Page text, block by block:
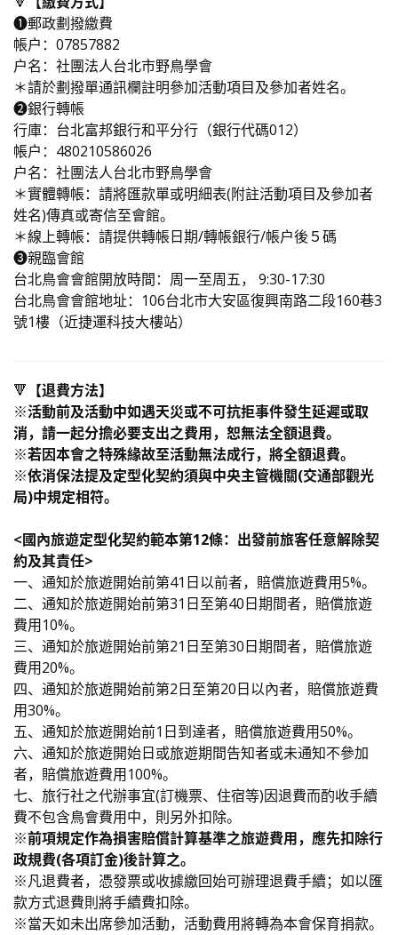
❶郵政劃撥繳費
帳戶：07857882
戶名：社團法人台北市野鳥學會
＊請於劃撥單通訊欄註明參加活動項目及參加者姓名。
➋銀行轉帳
行庫：台北富邦銀行和平分行（銀行代碼012）
帳戶：480210586026
戶名：社團法人台北市野鳥學會
＊實體轉帳：請將匯款單或明細表(附註活動項目及參加者
姓名)傳真或寄信至會館。
＊線上轉帳：請提供轉帳日期/轉帳銀行/帳戶後５碼
➌親臨會館
台北鳥會會館開放時間：周一至周五， 9:30-17:30
台北鳥會會館地址：106台北市大安區復興南路二段160巷3
號1樓（近捷運科技大樓站）
🔻 【退費方法】
※活動前及活動中如遇天災或不可抗拒事件發生延遲或取
消，請一起分擔必要支出之費用，恕無法全額退費。
※若因本會之特殊緣故至活動無法成行，將全額退費。
※依消保法提及定型化契約須與中央主管機關(交通部觀光
局)中規定相符。
<國內旅遊定型化契約範本第12條：出發前旅客任意解除契
約及其責任>
一、通知於旅遊開始前第41日以前者，賠償旅遊費用5%。
二、通知於旅遊開始前第31日至第40日期間者，賠償旅遊
費用10%。
三、通知於旅遊開始前第21日至第30日期間者，賠償旅遊
費用20%。
四、通知於旅遊開始前第2日至第20日以內者，賠償旅遊費
用30%。
五、通知於旅遊開始前1日到達者，賠償旅遊費用50%。
六、通知於旅遊開始日或旅遊期間告知者或未通知不參加
者，賠償旅遊費用100%。
七、旅行社之代辦事宜(訂機票、住宿等)因退費而酌收手續
費不包含鳥會費用中，則另外扣除。
※前項規定作為損害賠償計算基準之旅遊費用，應先扣除行
政規費(各項訂金)後計算之。
※凡退費者，憑發票或收據繳回始可辦理退費手續；如以匯
款方式退費則將手續費扣除。
※當天如未出席參加活動，活動費用將轉為本會保育捐款。